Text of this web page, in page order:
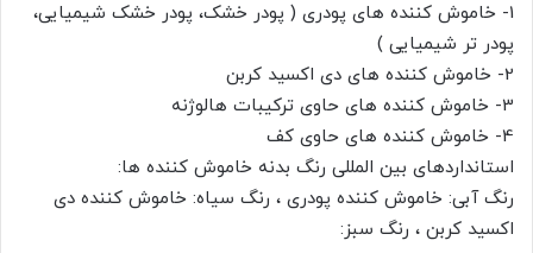
1- خاموش کننده های پودری ( پودر خشک، پودر خشک شیمیایی،
پودر تر شیمیایی )
2- خاموش کننده های دی اکسید کربن
3- خاموش کننده های حاوی ترکیبات هالوژنه
4- خاموش کننده های حاوی کف
استانداردهای بین المللی رنگ بدنه خاموش کننده ها:
رنگ آبی: خاموش کننده پودری ، رنگ سیاه: خاموش کننده دی
اکسید کربن ، رنگ سبز: